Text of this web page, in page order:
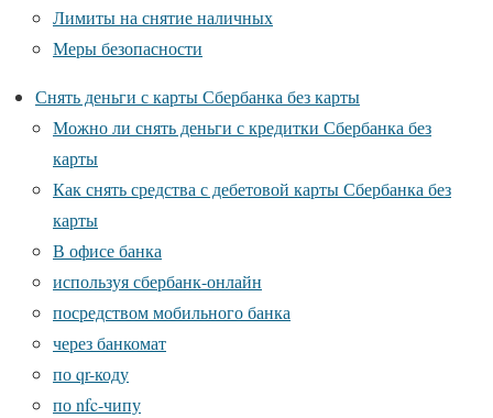
Лимиты на снятие наличных
Меры безопасности
Снять деньги с карты Сбербанка без карты
Можно ли снять деньги с кредитки Сбербанка без
карты
Как снять средства с дебетовой карты Сбербанка без
карты
В офисе банка
используя сбербанк-онлайн
посредством мобильного банка
через банкомат
по qr-коду
по nfc-чипу